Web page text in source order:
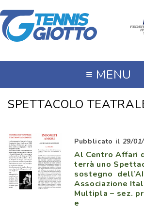
≡ MENU
SPETTACOLO
Pubblicato il 29/
Al Centro Affari
terrà uno
sostegno
Associazione
Multipla – sez.
e